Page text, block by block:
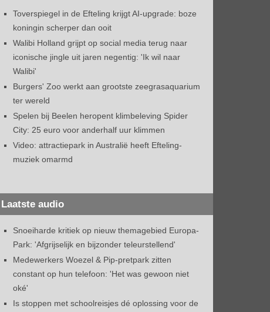
Toverspiegel in de Efteling krijgt AI-upgrade: boze
koningin scherper dan ooit
Walibi Holland grijpt op social media terug naar
iconische jingle uit jaren negentig: 'Ik wil naar
Walibi'
Burgers' Zoo werkt aan grootste zeegrasaquarium
ter wereld
Spelen bij Beelen heropent klimbeleving Spider
City: 25 euro voor anderhalf uur klimmen
Video: attractiepark in Australië heeft Efteling-
muziek omarmd
Laatste audio
Snoeiharde kritiek op nieuw themagebied Europa-
Park: 'Afgrijselijk en bijzonder teleurstellend'
Medewerkers Woezel & Pip-pretpark zitten
constant op hun telefoon: 'Het was gewoon niet
oké'
Is stoppen met schoolreisjes dé oplossing voor de